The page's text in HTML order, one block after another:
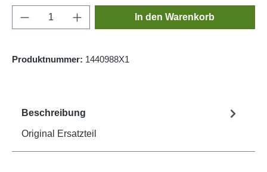
Produkt Anzahl: Gib den gewünschten
In den Warenkorb
Produktnummer: 1440988X1
Beschreibung
Original Ersatzteil